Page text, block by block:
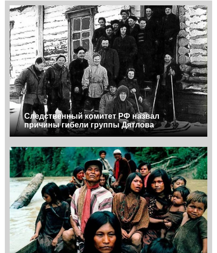
Следственный комитет РФ назвал
причины гибели группы Дятлова